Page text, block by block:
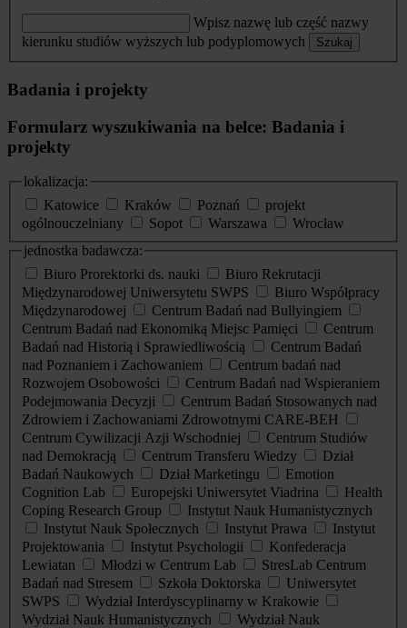
Wpisz nazwę lub część nazwy
kierunku studiów wyższych lub podyplomowych
Szukaj
Badania i projekty
Formularz wyszukiwania na belce: Badania i
projekty
lokalizacja:
Katowice
Kraków Poznań
projekt
ogólnouczelniany
Sopot Warszawa
Wrocław
jednostka badawcza:
Biuro Prorektorki ds. nauki
Biuro Rekrutacji
Międzynarodowej Uniwersytetu SWPS
Biuro Współpracy
Międzynarodowej
Centrum Badań nad Bullyingiem
Centrum Badań nad Ekonomiką Miejsc Pamięci
Centrum
Badań nad Historią i Sprawiedliwością
Centrum Badań
nad Poznaniem i Zachowaniem
Centrum badań nad
Rozwojem Osobowości
Centrum Badań nad Wspieraniem
Podejmowania Decyzji
Centrum Badań Stosowanych nad
Zdrowiem i Zachowaniami Zdrowotnymi CARE-BEH
Centrum Cywilizacji Azji Wschodniej
Centrum Studiów
nad Demokracją
Centrum Transferu Wiedzy
Dział
Badań Naukowych
Dział Marketingu
Emotion
Cognition Lab
Europejski Uniwersytet Viadrina
Health
Coping Research Group
Instytut Nauk Humanistycznych
Instytut Nauk Społecznych
Instytut Prawa
Instytut
Projektowania
Instytut Psychologii
Konfederacja
Lewiatan
Młodzi w Centrum Lab
StresLab Centrum
Badań nad Stresem
Szkoła Doktorska
Uniwersytet
SWPS
Wydział Interdyscyplinarny w Krakowie
Wydział Nauk Humanistycznych
Wydział Nauk